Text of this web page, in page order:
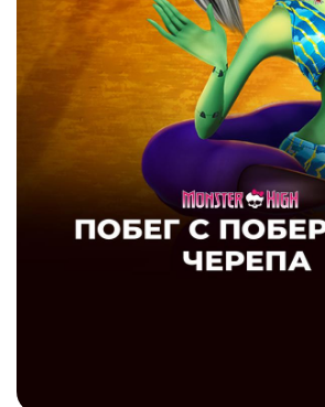
Рецензии
О нас
Авторы